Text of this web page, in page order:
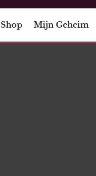
Shop Mijn Geheim